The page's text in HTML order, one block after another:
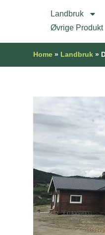
Landbruk
Øvrige Produkt
Home » Landbruk »